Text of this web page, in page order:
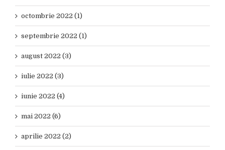
octombrie 2022 (1)
septembrie 2022 (1)
august 2022 (3)
iulie 2022 (3)
iunie 2022 (4)
mai 2022 (6)
aprilie 2022 (2)